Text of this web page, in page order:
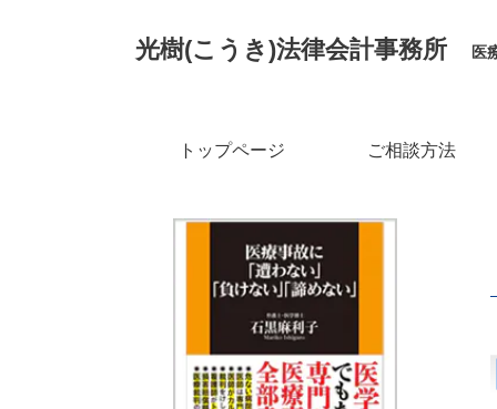
光樹(こうき)法律会計事務所 医
トップページ ご相談方法